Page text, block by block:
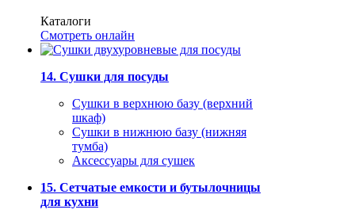
Каталоги
Смотреть онлайн
14. Сушки для посуды
Сушки в верхнюю базу (верхний
шкаф)
Сушки в нижнюю базу (нижняя
тумба)
Аксессуары для сушек
15. Сетчатые емкости и бутылочницы
для кухни